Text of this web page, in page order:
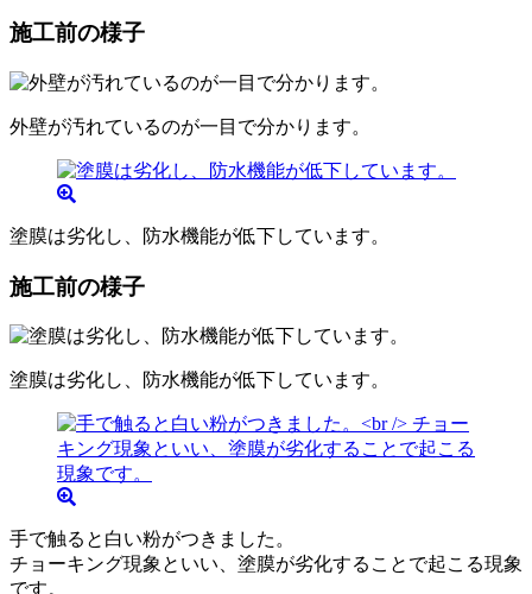
施工前の様子
外壁が汚れているのが一目で分かります。
塗膜は劣化し、防水機能が低下しています。
施工前の様子
塗膜は劣化し、防水機能が低下しています。
手で触ると白い粉がつきました。
チョーキング現象といい、塗膜が劣化することで起こる現象
です。